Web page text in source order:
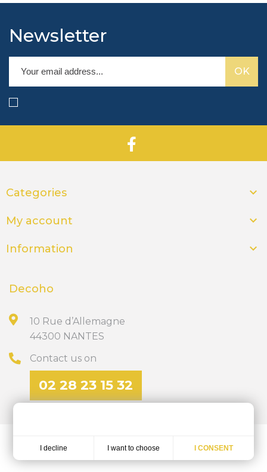
Newsletter
Categories 
My account 
Information 
Decoho
10 Rue d’Allemagne
44300 NANTES
Contact us on
02 28 23 15 32
I decline I want to choose I CONSENT
RéalisationDream me up